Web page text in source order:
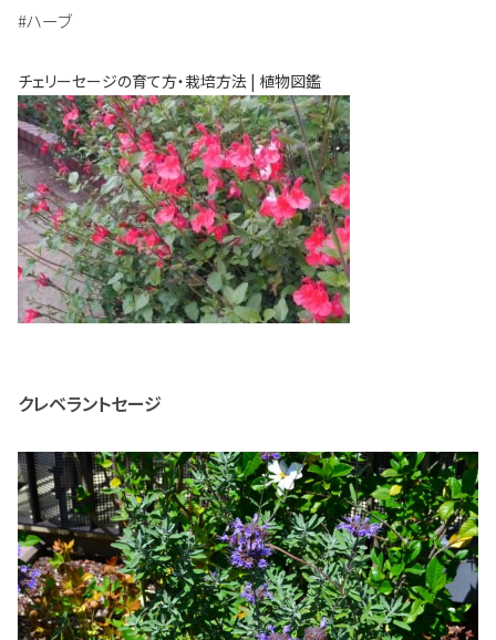
#ハーブ
チェリーセージの育て方・栽培方法 | 植物図鑑
クレベラントセージ